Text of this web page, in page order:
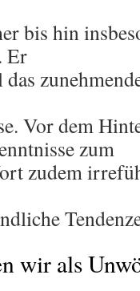
bis hin
Er
Vor dem
zum
zudem
wir als